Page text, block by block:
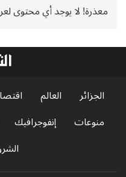
معذرة! لا يوجد أي محتوى
الجزائر العالم
منوعات
إنفوجرافيك